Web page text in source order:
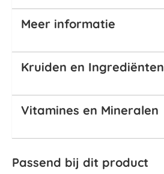
Meer informatie
Kruiden en Ingrediënten
Vitamines en Mineralen
Passend bij dit product